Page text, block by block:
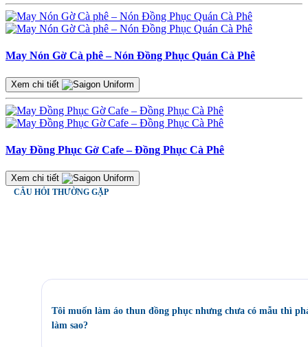
May Nón Gờ Cà phê – Nón Đồng Phục Quán Cà Phê
Xem chi tiết
May Đồng Phục Gờ Cafe – Đồng Phục Cà Phê
Xem chi tiết
CÂU HỎI THƯỜNG GẶP
Tôi muốn làm áo thun đồng phục nhưng chưa có mẫu thì
làm sao?